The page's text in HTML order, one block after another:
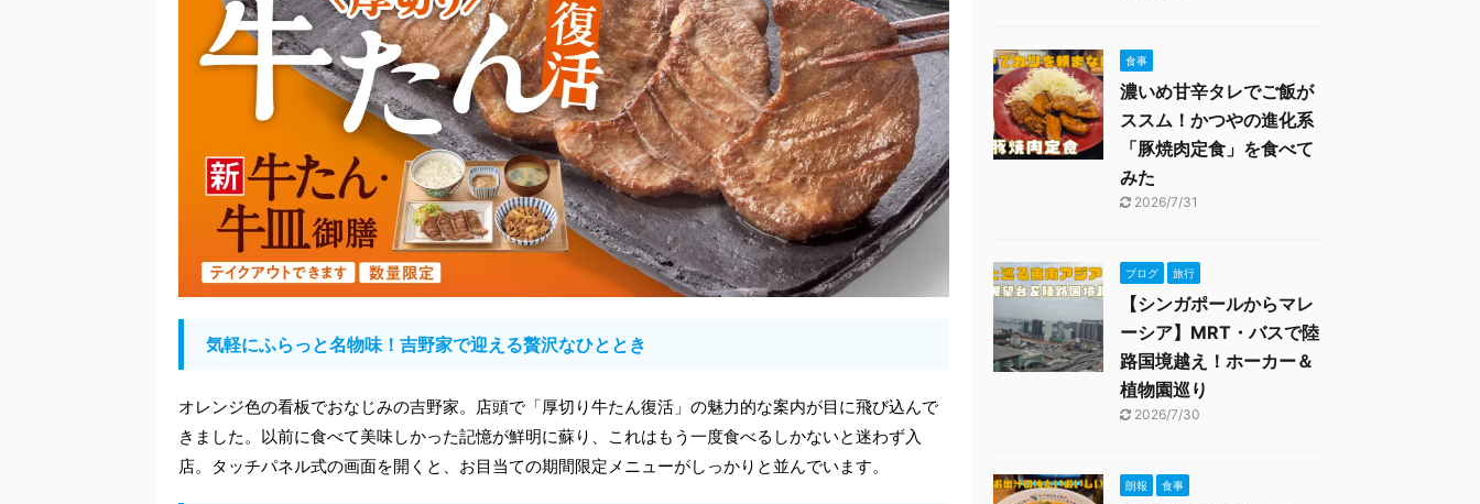
気軽にふらっと名物味！吉野家で迎える贅沢なひととき
オレンジ色の看板でおなじみの吉野家。店頭で「厚切り牛たん復活」の魅力的な案内が目に飛び込んで
きました。以前に食べて美味しかった記憶が鮮明に蘇り、これはもう一度食べるしかないと迷わず入
店。タッチパネル式の画面を開くと、お目当ての期間限定メニューがしっかりと並んでいます。
食事
濃いめ甘辛タレでご飯が
ススム！かつやの進化系
「豚焼肉定食」を食べて
みた
2026/7/31
ブログ 旅行
【シンガポールからマレ
ーシア】MRT・バスで陸
路国境越え！ホーカー＆
植物園巡り
2026/7/30
朗報 食事